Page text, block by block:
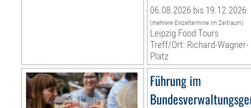
06.08.2026 bis 19.12.2026
(mehrere Einzeltermine im Zeitraum)
Leipzig Food Tours
Treff/Ort: Richard-Wagner-
Platz
Führung im